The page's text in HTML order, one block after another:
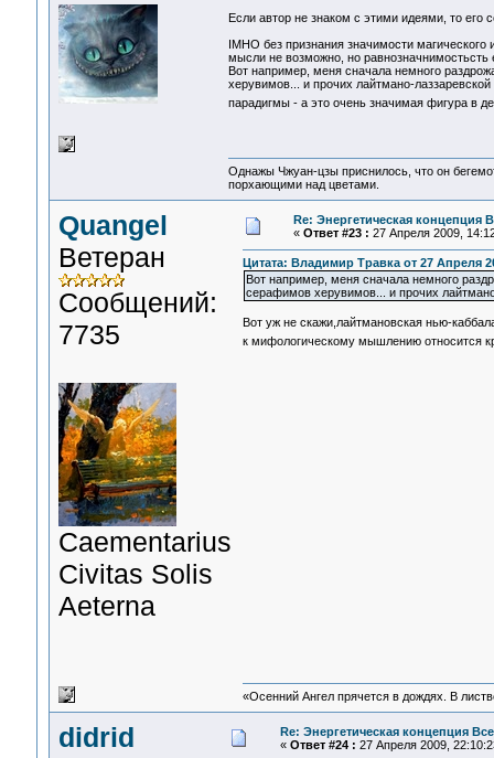
Если автор не знаком с этими идеями, то его
IMHO без признания значимости
мысли не возможно, но равнозначнимостьсть
Вот например, меня сначала немного
херувимов... и прочих лайтмано-
парадигмы - а это очень значимая фигура в
Однажы Чжуан-цзы приснилось, что он
порхающими над цветами.
Quangel
Ветеран
Сообщений:
7735
Сaementarius
Civitas Solis
Aeterna
Re: Энергетическая концепция
« Ответ #23 : 27 Апреля 2009,
Цитата: Владимир Травка от 27 Апреля
Вот например, меня сначала немного
серафимов херувимов... и прочих
Вот уж не скажи,лайтмановская нью-
к мифологическому мышлению относится
«Осенний Ангел прячется в дождях. В
didrid
Re: Энергетическая концепция
« Ответ #24 : 27 Апреля 2009,